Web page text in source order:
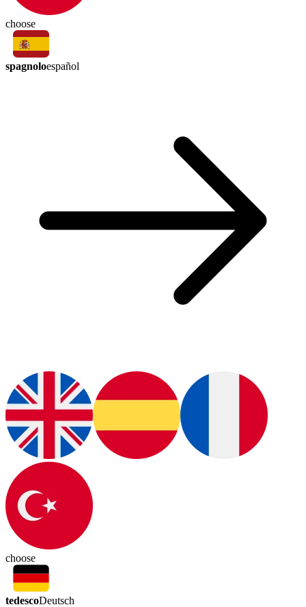
choose
spagnoloespañol
choose
tedescoDeutsch